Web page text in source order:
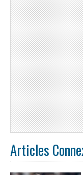
Articles